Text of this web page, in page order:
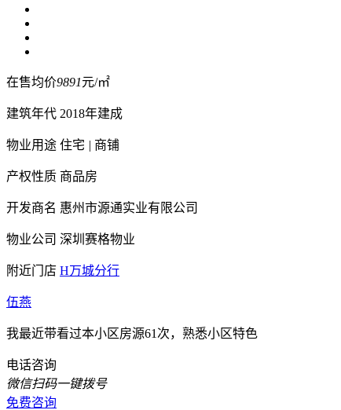
在售均价9891元/㎡
建筑年代 2018年建成
物业用途 住宅 | 商铺
产权性质 商品房
开发商名 惠州市源通实业有限公司
物业公司 深圳赛格物业
附近门店 H万城分行
伍燕
我最近带看过本小区房源61次，熟悉小区特色
电话咨询
微信扫码一键拨号
免费咨询